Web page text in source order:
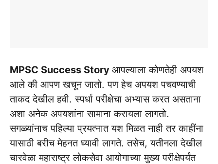
MPSC Success Story आपल्याला कोणतेही अपयश
आले की आपण खचून जातो. पण हेच अपयश पचवण्याची
ताकद देखील हवी. स्पर्धा परीक्षेचा अभ्यास करत असताना
अशा अनेक अपयशांना सामाना करायला लागतो.
सगळ्यांनाच पहिल्या प्रयत्नात यश मिळत नाही तर काहींना
यासाठी बरीच मेहनत घ्यावी लागते. तसेच, यतीनला देखील
चारवेळा महाराष्ट्र लोकसेवा आयोगाच्‍या मुख्य परीक्षेपर्यंत